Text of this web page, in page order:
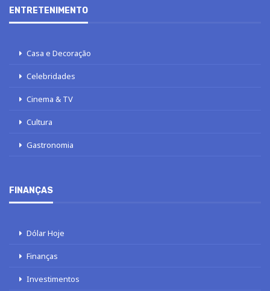
ENTRETENIMENTO
Casa e Decoração
Celebridades
Cinema & TV
Cultura
Gastronomia
FINANÇAS
Dólar Hoje
Finanças
Investimentos